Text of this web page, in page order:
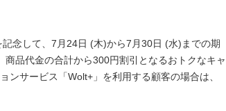
念して、7月24日 (木)から7月30日 (水)までの期
品代金の合計から300円割引となるおトクなキャ
ンサービス「Wolt+」を利用する顧客の場合は、